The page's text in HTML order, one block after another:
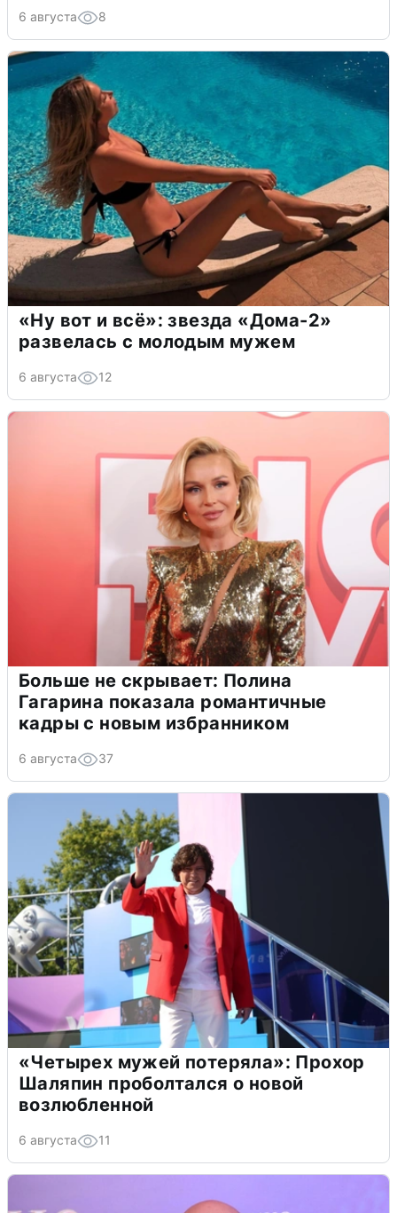
6 августа 8
«Ну вот и всё»: звезда «Дома-2»
развелась с молодым мужем
6 августа 12
Больше не скрывает: Полина
Гагарина показала романтичные
кадры с новым избранником
6 августа 37
«Четырех мужей потеряла»: Прохор
Шаляпин проболтался о новой
возлюбленной
6 августа 11